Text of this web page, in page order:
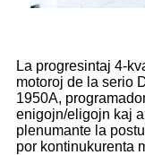
La progresintaj 4-
motoroj de la serio
1950A,
enigojn/eligojn kaj
plenumante la
por kontinukurenta